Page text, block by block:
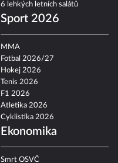
6 lehkých letních salátů
Sport 2026
MMA
Fotbal 2026/27
Hokej 2026
Tenis 2026
F1 2026
Atletika 2026
Cyklistika 2026
Ekonomika
Smrt OSVČ